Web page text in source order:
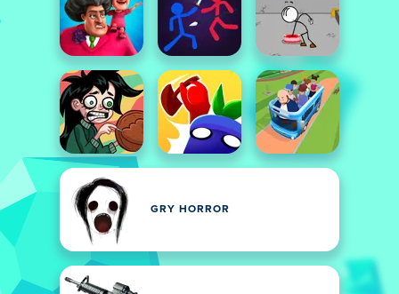
GRY HORROR